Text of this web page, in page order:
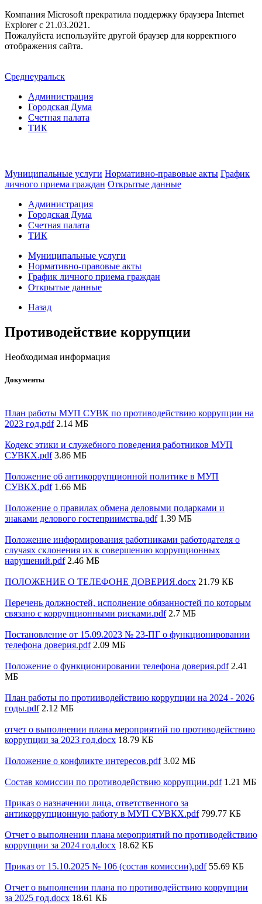
Компания Microsoft прекратила поддержку браузера Internet
Explorer c 21.03.2021.
Пожалуйста используйте другой браузер для корректного
отображения сайта.
Среднеуральск
Администрация
Городская Дума
Счетная палата
ТИК
Муниципальные услуги Нормативно-правовые акты График
личного приема граждан Открытые данные
Администрация
Городская Дума
Счетная палата
ТИК
Муниципальные услуги
Нормативно-правовые акты
График личного приема граждан
Открытые данные
Назад
Противодействие коррупции
Необходимая информация
Документы
План работы МУП СУВК по противодействию коррупции на
2023 год.pdf 2.14 МБ
Кодекс этики и служебного поведения работников МУП
СУВКХ.pdf 3.86 МБ
Положение об антикоррупционной политике в МУП
СУВКХ.pdf 1.66 МБ
Положение о правилах обмена деловыми подарками и
знаками делового гостеприимства.pdf 1.39 МБ
Положение информирования работниками работодателя о
случаях склонения их к совершению коррупционных
нарушений.pdf 2.46 МБ
ПОЛОЖЕНИЕ О ТЕЛЕФОНЕ ДОВЕРИЯ.docx 21.79 КБ
Перечень должностей, исполнение обязанностей по которым
связано с коррупционными рисками.pdf 2.7 МБ
Постановление от 15.09.2023 № 23-ПГ о функционировании
телефона доверия.pdf 2.09 МБ
Положение о функционировании телефона доверия.pdf 2.41
МБ
План работы по протииводействию коррупции на 2024 - 2026
годы.pdf 2.12 МБ
отчет о выполнении плана мероприятий по противодействию
коррупции за 2023 год.docx 18.79 КБ
Положение о конфликте интересов.pdf 3.02 МБ
Состав комиссии по противодействию коррупции.pdf 1.21 МБ
Приказ о назначении лица, ответственного за
антикоррупционную работу в МУП СУВКХ.pdf 799.77 КБ
Отчет о выполнении плана мероприятий по противодействию
коррупции за 2024 год.docx 18.62 КБ
Приказ от 15.10.2025 № 106 (состав комиссии).pdf 55.69 КБ
Отчет о выполнении плана по противодействию коррупции
за 2025 год.docx 18.61 КБ